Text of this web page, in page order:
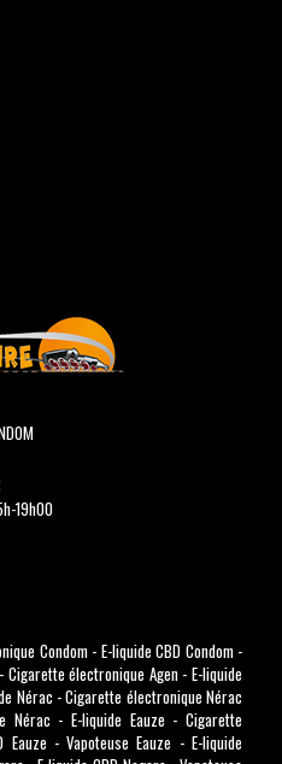
19h00
Condom- E-liquide CBD Condom-
- Cigarette électronique Agen-E-liquide
Nérac -Cigarette électronique Nérac
Nérac -E-liquide Eauze -Cigarette
Eauze -Vapoteuse Eauze -E-liquide